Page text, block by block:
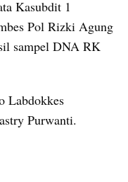
Kasubdit 1
Pol Rizki Agung
sampel DNA RK
Labdokkes
Purwanti.